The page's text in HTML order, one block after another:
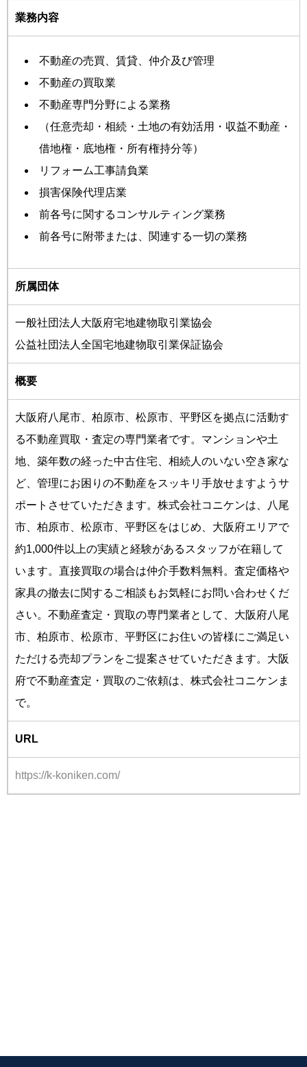
業務内容
不動産の売買、賃貸、仲介及び管理
不動産の買取業
不動産専門分野による業務
（任意売却・相続・土地の有効活用・収益不動産・
借地権・底地権・所有権持分等）
リフォーム工事請負業
損害保険代理店業
前各号に関するコンサルティング業務
前各号に附帯または、関連する一切の業務
所属団体
一般社団法人大阪府宅地建物取引業協会
公益社団法人全国宅地建物取引業保証協会
概要
大阪府八尾市、柏原市、松原市、平野区を拠点に活動す
る不動産買取・査定の専門業者です。マンションや土
地、築年数の経った中古住宅、相続人のいない空き家な
ど、管理にお困りの不動産をスッキリ手放せますようサ
ポートさせていただきます。株式会社コニケンは、八尾
市、柏原市、松原市、平野区をはじめ、大阪府エリアで
約1,000件以上の実績と経験があるスタッフが在籍して
います。直接買取の場合は仲介手数料無料。査定価格や
家具の撤去に関するご相談もお気軽にお問い合わせくだ
さい。不動産査定・買取の専門業者として、大阪府八尾
市、柏原市、松原市、平野区にお住いの皆様にご満足い
ただける売却プランをご提案させていただきます。大阪
府で不動産査定・買取のご依頼は、株式会社コニケンま
で。
URL
https://k-koniken.com/